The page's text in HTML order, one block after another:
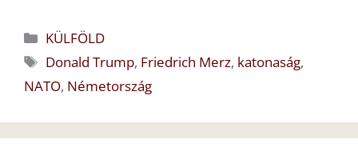
Kategória
KÜLFÖLD
Címkék
Donald Trump, Friedrich Merz, katonaság,
NATO, Németország